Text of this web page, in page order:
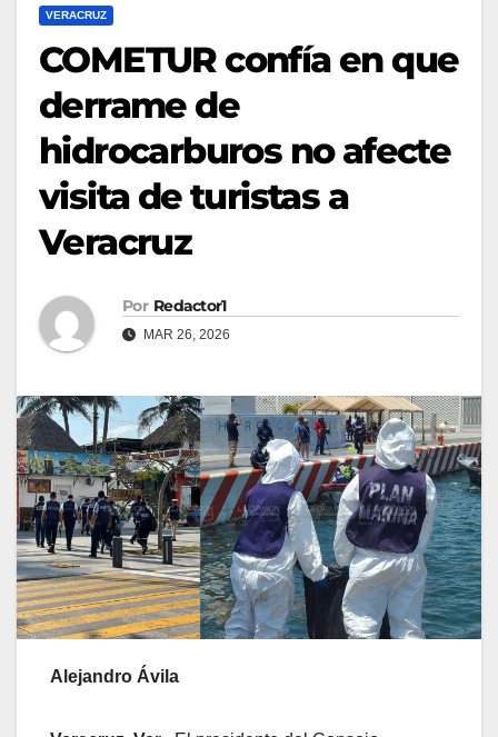
VERACRUZ
COMETUR confía en que
derrame de
hidrocarburos no afecte
visita de turistas a
Veracruz
Por Redactor1
MAR 26, 2026
Alejandro Ávila